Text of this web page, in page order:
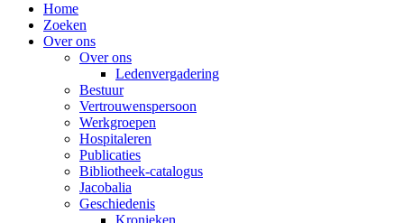
Home
Zoeken
Over ons
Over ons
Ledenvergadering
Bestuur
Vertrouwenspersoon
Werkgroepen
Hospitaleren
Publicaties
Bibliotheek-catalogus
Jacobalia
Geschiedenis
Kronieken